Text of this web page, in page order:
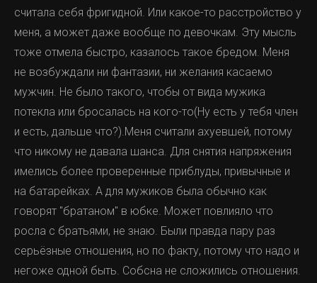
считала себя фригидной. Или какое-то расстройство у
меня, а может даже вообще по девочкам. Эту мысль
тоже отмела быстро, казалось такое бредом. Меня
не возбуждали ни фантазии, ни желания касаемо
мужчин. Не было такого, чтобы от вида мужика
потекла или бросалась на кого-то(Ну есть у тебя член
и есть, дальше что?).Меня считали ахуевшей, потому
что никому не давала шанса. Для снятия напряжения
имелись более проверенные приблуды, привычные и
на батарейках. А для мужиков была обычно как
говорят "братаном" в юбке. Может повлияло что
росла с братьями, не знаю. Были правда пару раз
серьёзные отношения, но по факту, потому что надо и
негоже одной быть. Собсна не сложились отношения.